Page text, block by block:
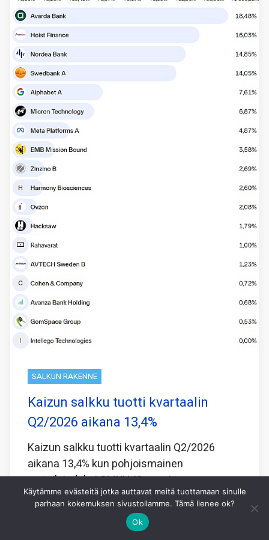
SALKUN RAKENNE
Kaizun salkku tuotti kvartaalin
Q2/2026 aikana 13,4%
Kaizun salkku tuotti kvartaalin Q2/2026
aikana 13,4% kun pohjoismainen
vertailuindeksi OMXN40 nousi samassa
ajassa 3,9%.
Joidenkin pienten First North kasvuyritysten
Käytämme evästeitä jotka auttavat meitä tuottamaan sinulle
parhaan kokemuksen sivustollamme. Tämä lienee ok?
Ok